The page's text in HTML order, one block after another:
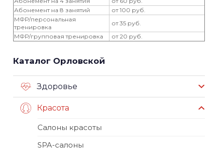
Абонемент на 8 занятий
от 100 руб.
МФР/персональная
тренировка
от 35 руб.
МФР/групповая тренировка
от 20 руб.
Каталог Орловской
Здоровье
Красота
Салоны красоты
SPA-салоны